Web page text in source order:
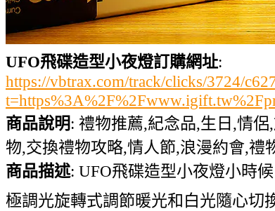
UFO飛碟造型小夜燈訂購網址:
https://vbtrax.com/track/clicks/3724/
商品說明: 禮物推薦,紀念品,生日,情
物,交換禮物攻略,情人節,浪漫約會,禮
商品描述: UFO飛碟造型小夜燈小時
極調光旋轉式調節暖光和白光隨心